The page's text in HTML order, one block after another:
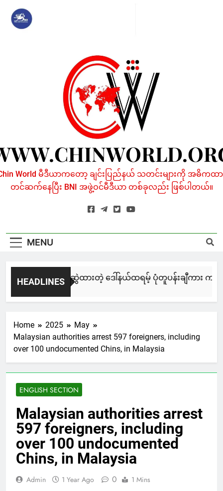
content
World မီဒီယာကတော့ ချင်းပြည်နယ် သတင်းများကို အဓိကထာ
တင်ဆက်နေပြီး BNI အဖွဲ့ဝင်မီဒီယာ တစ်ခုလည်း ဖြစ်ပါတယ်။
MENU
HEADLINES
မြင်းချေးနဲ့ ရေးဆွဲထားတဲ့ ဒေါ်နယ်ထရမ့် ပုံတူပန်းချီကား ကနေ
2 Days Ago
Home 2025
May
Malaysian authorities arrest 597 foreigners, including
over 100 undocumented Chins, in Malaysia
ENGLISH SECTION
Malaysian authorities arrest
597 foreigners, including
over 100 undocumented
Chins, in Malaysia
Admin 1 Year Ago 0 1 Mins